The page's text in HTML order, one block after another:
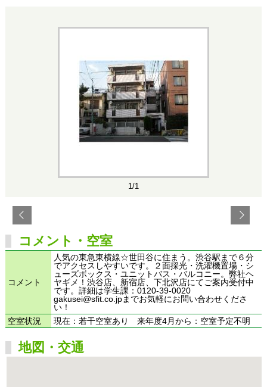
1/1
コメント・空室
コメント
人気の東急東横線☆世田谷に住まう。渋谷駅まで６分
でアクセスしやすいです。２面採光・洗濯機置場・シ
ューズボックス・ユニットバス・バルコニー。弊社ヘ
ヤギメ！渋谷店、新宿店、下北沢店にてご案内受付中
です。詳細は学生課：0120-39-0020
gakusei@sfit.co.jpまでお気軽にお問い合わせくださ
い！
空室状況
現在：若干空室あり 来年度4月から：空室予定不明
地図・交通